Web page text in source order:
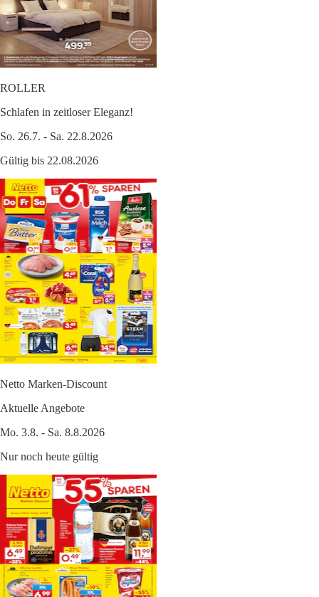
ROLLER
Schlafen in zeitloser Eleganz!
So. 26.7. - Sa. 22.8.2026
Gültig bis 22.08.2026
Netto Marken-Discount
Aktuelle Angebote
Mo. 3.8. - Sa. 8.8.2026
Nur noch heute gültig